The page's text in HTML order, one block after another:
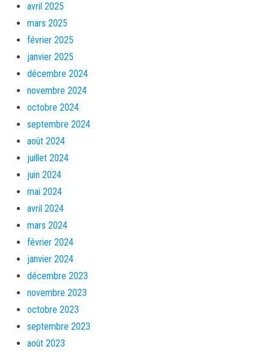
avril 2025
mars 2025
février 2025
janvier 2025
décembre 2024
novembre 2024
octobre 2024
septembre 2024
août 2024
juillet 2024
juin 2024
mai 2024
avril 2024
mars 2024
février 2024
janvier 2024
décembre 2023
novembre 2023
octobre 2023
septembre 2023
août 2023